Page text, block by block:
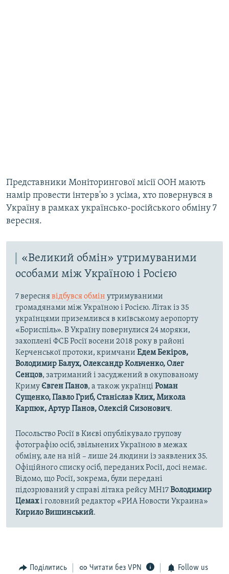
Представники Моніторингової місії ООН мають
намір провести інтерв'ю з усіма, хто повернувся в
Україну в рамках українсько-російського обміну 7
вересня.
«Великий обмін» утримуваними
особами між Україною і Росією
7 вереснявідбувся обмін утримуваними
громадянами між Україною і Росією. Літак із 35
українцями приземлився в київському аеропорту
«Бориспіль». В Україну повернулися 24 моряки,
захоплені ФСБ Росії восени 2018 року в районі
Керченської протоки, кримчани Едем Бекіров,
Володимир Балух, Олександр Кольченко, Олег
Сенцов, затриманий і засуджений в окупованому
КримуЄвген Панов, а також українці Роман
Сущенко, Павло Гриб, Станіслав Клих, Микола
Карпюк, Артур Панов, Олексій Сизонович.
Посольство Росії в Києві опублікувало групову
фотографію осіб, звільнених Україною в межах
обміну, але на ній – лише 24 людини із заявлених 35.
Офіційного списку осіб, переданих Росії, досі немає.
Відомо, що Росії, зокрема, були передані
підозрюваний у справі літака рейсу MH17Володимир
Цемахі головний редактор «РИА Новости Украина»
Кирило Вишинський.
Поділитись Читати без VPN Follow us